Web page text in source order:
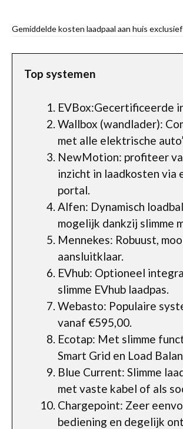
Gemiddelde kosten laadpaal aan huis
Top systemen
EVBox:Gecertificeerde
Wallbox (wandlader):
met alle elektrische
NewMotion: profiteer
inzicht in laadkosten via
portal.
Alfen: Dynamisch
mogelijk dankzij slimme
Mennekes: Robuust,
aansluitklaar.
EVhub: Optioneel
slimme EVhub laadpas.
Webasto: Populaire
vanaf €595,00.
Ecotap: Met slimme
Smart Grid en Load
Blue Current: Slimme
met vaste kabel of als
Chargepoint: Zeer
bediening en degelijk